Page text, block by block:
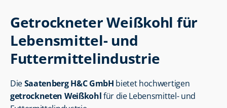
Getrockneter Weißkohl für
Lebensmittel- und
Futtermittelindustrie
Die Saatenberg H&C GmbH
getrockneten Weißkohl für die Lebensmittel- und